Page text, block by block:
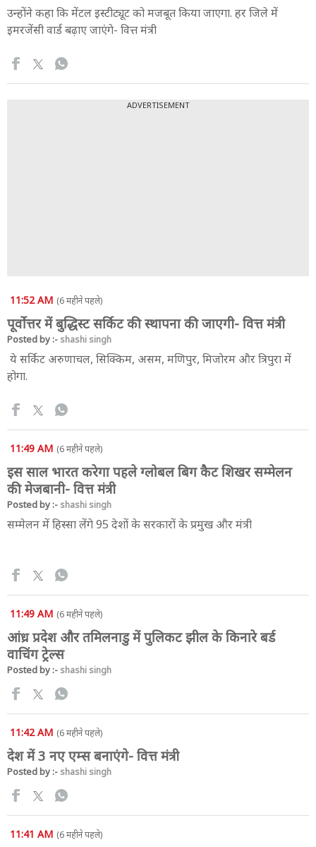
उन्होंने कहा कि मेंटल इस्टीट्यूट को मजबूत किया जाएगा. हर जिले में
इमरजेंसी वार्ड बढ़ाए जाएंगे- वित्त मंत्री
ADVERTISEMENT
11:52 AM (6 महीने पहले)
पूर्वोत्तर में बुद्धिस्ट सर्किट की स्थापना की जाएगी- वित्त मंत्री
Posted by :- shashi singh
ये सर्किट अरुणाचल, सिक्किम, असम, मणिपुर, मिजोरम और त्रिपुरा में
होगा.
11:49 AM (6 महीने पहले)
इस साल भारत करेगा पहले ग्लोबल बिग कैट शिखर सम्मेलन
की मेजबानी- वित्त मंत्री
Posted by :- shashi singh
सम्मेलन में हिस्सा लेंगे 95 देशों के सरकारों के प्रमुख और मंत्री
11:49 AM (6 महीने पहले)
आंध्र प्रदेश और तमिलनाडु में पुलिकट झील के किनारे बर्ड
वाचिंग ट्रेल्स
Posted by :- shashi singh
11:42 AM (6 महीने पहले)
देश में 3 नए एम्स बनाएंगे- वित्त मंत्री
Posted by :- shashi singh
11:41 AM (6 महीने पहले)